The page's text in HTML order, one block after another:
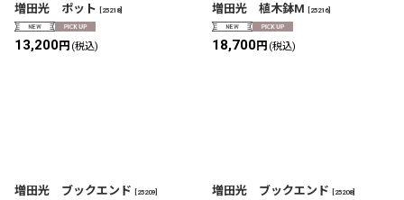
増田光 ポット 25218]
13,200円 (税込)
増田光 植木鉢M 25216]
18,700円 (税込)
増田光 ブックエンド 25209 増田光 ブックエンド 25208]